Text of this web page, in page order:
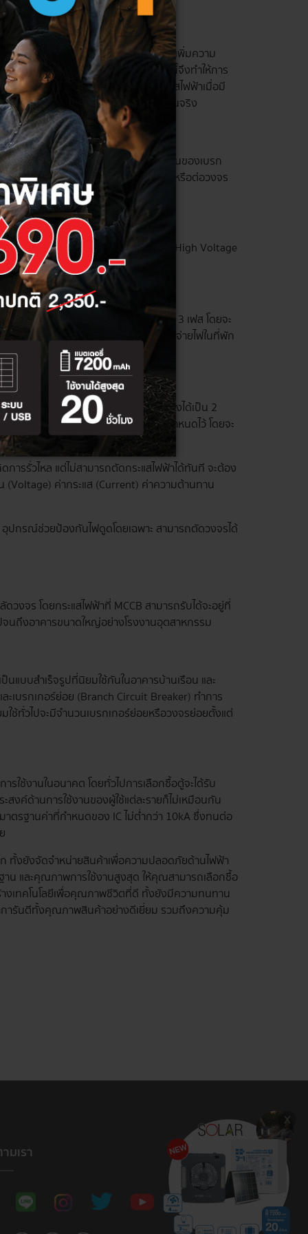
าตรฐานสูง
ในที่พักอาศัยและตัวอาคาร เป็นตัวช่วยเพิ่มความ
นเป็นเหตุให้เกิดอัคคีภัยได้ ด้วยเหตุผลนี้จึงทำให้การ
นอาคาร ทำหน้าที่คอยเปิดและปิดกระแสไฟฟ้าเมื่อมี
อกอุปกรณ์ให้เหมาะสมสำหรับการใช้งานจริง
ระแสไฟส่วนเกิน โดยการทำงานพื้นฐานของเบรก
ะแสไฟฟ้าในวงจรไปแล้ว จะสามารถปิดหรือต่อวงจร
Low Voltage, Medium Voltage และ High Voltage
ไปด้วย
กิน 100 A ใช้ได้กับทั้งระบบไฟฟ้า 1 และ 3 เฟส โดยจะ
ายไฟฟ้าย่อย (Load Center) หรือแผงจ่ายไฟในที่พัก
ากระแสลัดวงจรได้
กติของกระแสไฟฟ้า โดยจะสามารถแบ่งได้เป็น 2
กิดเหตุกระแสไฟฟ้ารั่วไหลตามพิกัดที่กำหนดไว้ โดยจะ
ารรั่วไหล แต่ไม่สามารถตัดกระแสไฟฟ้าได้ทันที จะต้อง
(Voltage) ค่ากระแส (Current) ค่าความต้านทาน
ปกรณ์ช่วยป้องกันไฟดูดโดยเฉพาะ สามารถตัดวงจรได้
วงจร โดยกระแสไฟฟ้าที่ MCCB สามารถรับได้จะอยู่ที่
นถึงอาคารขนาดใหญ่อย่างโรงงานอุตสาหกรรม
แบบสำเร็จรูปที่นิยมใช้กันในอาคารบ้านเรือน และ
ะเบรกเกอร์ย่อย (Branch Circuit Breaker) ทำการ
ช้ทั่วไปจะมีจำนวนเบรกเกอร์ย่อยหรือวงจรย่อยตั้งแต่
ใช้งานในอนาคต โดยทั่วไปการเลือกซื้อตู้จะได้รับ
ค์ด้านการใช้งานของผู้ใช้แต่ละรายก็ไม่เหมือนกัน
าตรฐานค่าที่กำหนดของ IC ไม่ต่ำกว่า 10kA ซึ่งทนต่อ
ทั้งยังจัดจำหน่ายสินค้าเพื่อความปลอดภัยด้านไฟฟ้า
น และคุณภาพการใช้งานสูงสุด ให้คุณสามารถเลือกซื้อ
ร้างเทคโนโลยีเพื่อคุณภาพชีวิตที่ดี ทั้งยังมีความทนทาน
การันตีทั้งคุณภาพสินค้าอย่างดีเยี่ยม รวมถึงความคุ้ม
มเรา